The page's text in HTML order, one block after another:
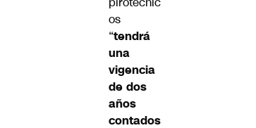
os
“tendrá
una
vigencia
de dos
años
contados